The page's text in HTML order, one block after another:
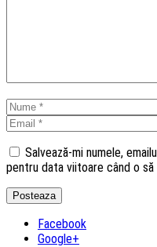
Salvează-mi numele,
pentru data viitoare când o să
Facebook
Google+